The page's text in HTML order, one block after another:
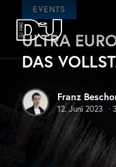
Zum Hauptinhalt springen
DJ Mag Germany
EVENTS
ULTRA
DAS
Franz
12. Juni 2023 · 3